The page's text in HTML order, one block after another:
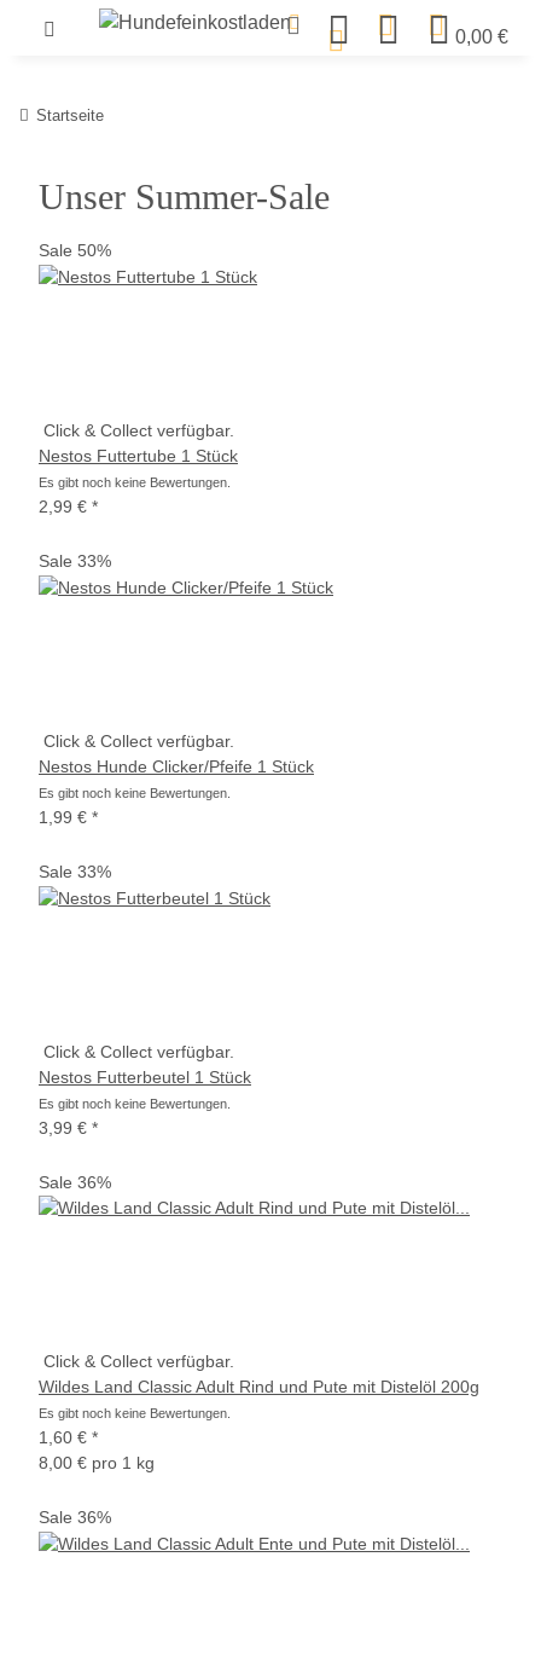
0,00 €
Startseite
Unser Summer-Sale
Sale 50%
Click & Collect verfügbar.
Nestos Futtertube 1 Stück
Es gibt noch keine Bewertungen.
2,99 € *
Sale 33%
Click & Collect verfügbar.
Nestos Hunde Clicker/Pfeife 1 Stück
Es gibt noch keine Bewertungen.
1,99 € *
Sale 33%
Click & Collect verfügbar.
Nestos Futterbeutel 1 Stück
Es gibt noch keine Bewertungen.
3,99 € *
Sale 36%
Click & Collect verfügbar.
Wildes Land Classic Adult Rind und Pute mit Distelöl 200g
Es gibt noch keine Bewertungen.
1,60 € *
8,00 € pro 1 kg
Sale 36%